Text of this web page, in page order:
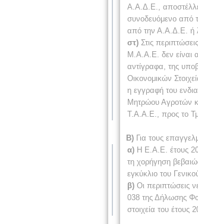
Α.Α.Δ.Ε.,
συνοδευόμενο από
από την Α.Α.Δ.Ε. ή
στ) Στις
Μ.Α.Α.Ε. δεν είναι
αντίγραφα, της
Οικονομικών
η εγγραφή του
Μητρώου Αγροτών
Τ.Α.Α.Ε., προς το
Β) Για τους
α) Η Ε.Α.Ε. έτους
τη χορήγηση
εγκύκλιο του
β) Οι περιπτώσεις
038 της Δήλωσης
στοιχεία του έτους